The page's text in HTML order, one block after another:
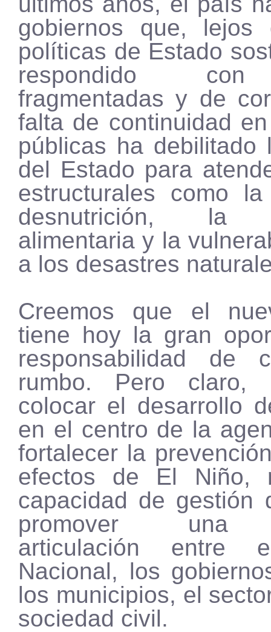
gobiernos que, lejos
políticas de Estado
respondido con
fragmentadas y de
falta de continuidad
públicas ha debilitado
del Estado para
estructurales como
desnutrición, la
alimentaria y la
a los desastres
Creemos que el
tiene hoy la gran
responsabilidad de
rumbo. Pero claro,
colocar el desarrollo
en el centro de la
fortalecer la
efectos de El Niño,
capacidad de gestión
promover una
articulación entre
Nacional, los
los municipios, el
sociedad civil.